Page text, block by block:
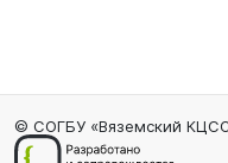
© СОГБУ «Вяземский